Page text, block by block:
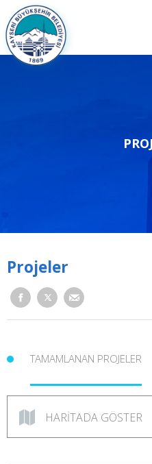
Projeler
TAMAMLANAN PROJELER
HARİTADA GÖSTER